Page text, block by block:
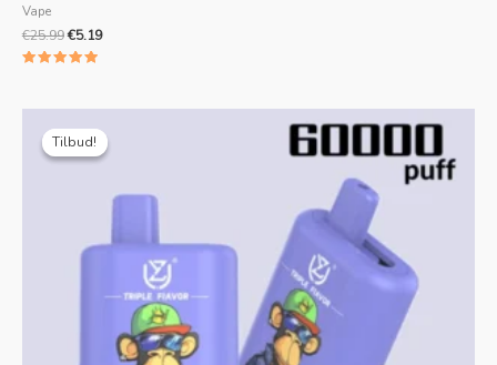
Vape
€25.99€5.19
Tilbud!
Tilbud!
pris
var:
pris
er: